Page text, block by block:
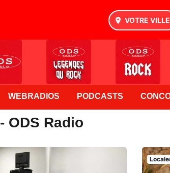
VOTRE VILLE
WEBRADIOS PODCASTS
ODS Radio